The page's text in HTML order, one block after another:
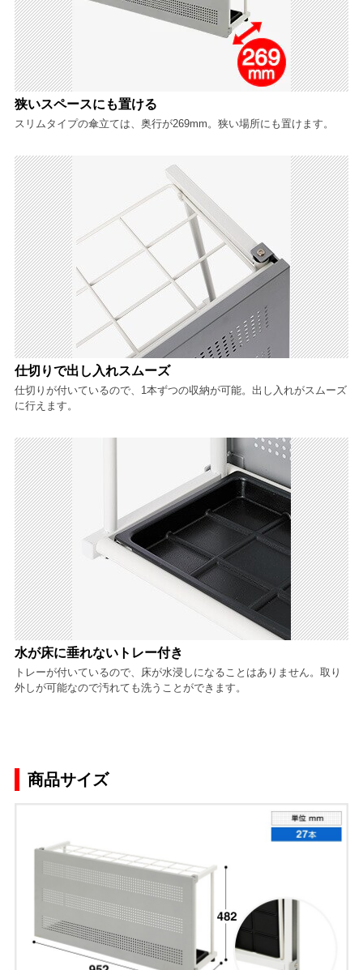
狭いスペースにも置ける
スリムタイプの傘立ては、奥行が269mm。狭い場所にも置けます。
仕切りで出し入れスムーズ
仕切りが付いているので、1本ずつの収納が可能。出し入れがスムーズ
に行えます。
水が床に垂れないトレー付き
トレーが付いているので、床が水浸しになることはありません。取り
外しが可能なので汚れても洗うことができます。
商品サイズ